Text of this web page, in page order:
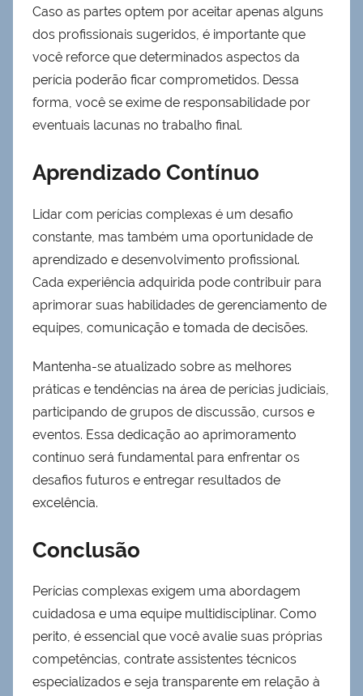
Caso as partes optem por aceitar apenas alguns
dos profissionais sugeridos, é importante que
você reforce que determinados aspectos da
perícia poderão ficar comprometidos. Dessa
forma, você se exime de responsabilidade por
eventuais lacunas no trabalho final.
Aprendizado Contínuo
Lidar com perícias complexas é um desafio
constante, mas também uma oportunidade de
aprendizado e desenvolvimento profissional.
Cada experiência adquirida pode contribuir para
aprimorar suas habilidades de gerenciamento de
equipes, comunicação e tomada de decisões.
Mantenha-se atualizado sobre as melhores
práticas e tendências na área de perícias judiciais,
participando de grupos de discussão, cursos e
eventos. Essa dedicação ao aprimoramento
contínuo será fundamental para enfrentar os
desafios futuros e entregar resultados de
excelência.
Conclusão
Perícias complexas exigem uma abordagem
cuidadosa e uma equipe multidisciplinar. Como
perito, é essencial que você avalie suas próprias
competências, contrate assistentes técnicos
especializados e seja transparente em relação à